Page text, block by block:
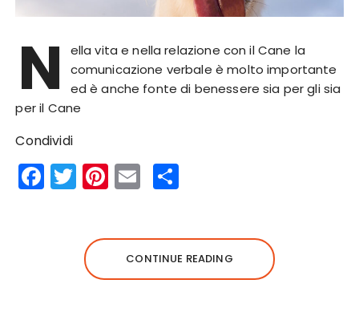
N
ella vita e nella relazione con il Cane la
comunicazione verbale è molto importante
ed è anche fonte di benessere sia per gli sia
per il Cane
Condividi
F
a
T
w
te
r
Pi
n
re
st
E
m
l re
CONTINUE READING